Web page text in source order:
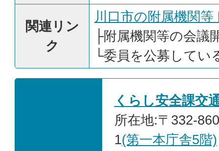
関連リン
ク
川口市の附属機関
├附属機関等の会議
└委員を公募してい
くらし安全課交
所在地:〒332-
1(第一本庁舎5階)